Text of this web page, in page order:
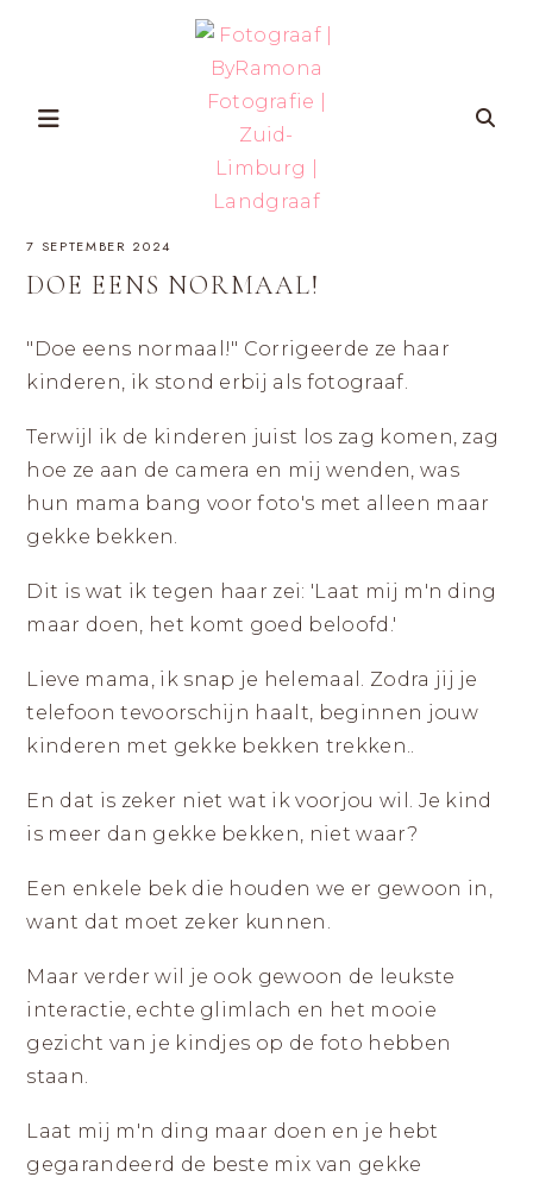
|
FOTOGRAFIE
ZUID-
LIMBURG
LANDGRAAF
IN
ZUID-
VROUWEN
DIE
ZICHZELF
ÉCHT
OP
FOTO’S
MET
AANDACHT
ZELFVERTROUWEN
7 SEPTEMBER 2024
DOE EENS NORMAAL!
"Doe eens normaal!" Corrigeerde ze haar
kinderen, ik stond erbij als fotograaf.
Terwijl ik de kinderen juist los zag komen, zag
hoe ze aan de camera en mij wenden, was
hun mama bang voor foto's met alleen maar
gekke bekken.
Dit is wat ik tegen haar zei: 'Laat mij m'n ding
maar doen, het komt goed beloofd.'
Lieve mama, ik snap je helemaal. Zodra jij je
telefoon tevoorschijn haalt, beginnen jouw
kinderen met gekke bekken trekken..
En dat is zeker niet wat ik voorjou wil. Je kind
is meer dan gekke bekken, niet waar?
Een enkele bek die houden we er gewoon in,
want dat moet zeker kunnen.
Maar verder wil je ook gewoon de leukste
interactie, echte glimlach en het mooie
gezicht van je kindjes op de foto hebben
staan.
Laat mij m'n ding maar doen en je hebt
gegarandeerd de beste mix van gekke